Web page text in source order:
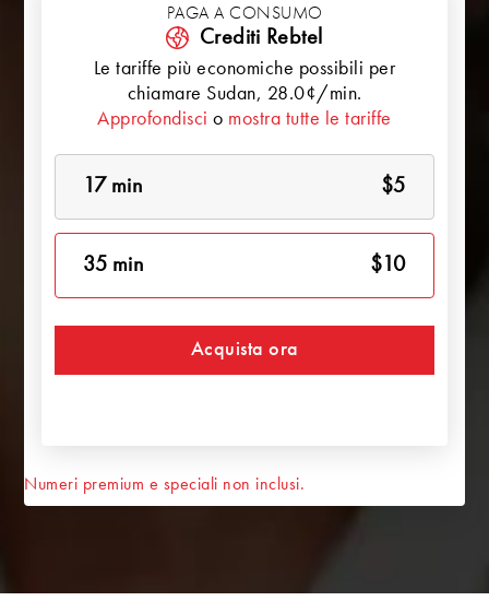
PAGA A CONSUMO
Crediti Rebtel
Le tariffe più economiche possibili per
chiamare Sudan, 28.0¢/min.
Approfondisci o mostra tutte le tariffe
17 min $5
35 min $10
Acquista ora
Numeri premium e speciali non inclusi.